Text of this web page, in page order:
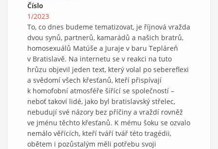
Číslo
1/2023
To, co dnes budeme tematizovat, je říjnová vražda
dvou synů, partnerů, kamarádů a našich bratrů,
homosexuálů Matúše a Juraje v baru Tepláreň
v Bratislavě. Na internetu se v reakci na tuto
hrůzu objevil jeden text, který volal po sebereflexi
a svědomí všech křesťanů, kteří přispívají
k homofobní atmosféře šířící se společností –
neboť takoví lidé, jako byl bratislavský střelec,
nebudují své názory bez příčiny a vraždí rovněž
ve jménu těchto křesťanů. K mému šoku se ozvalo
nemálo věřících, kteří tváří tvář této tragédii,
obětem i pozůstalým měli potřebu svoji